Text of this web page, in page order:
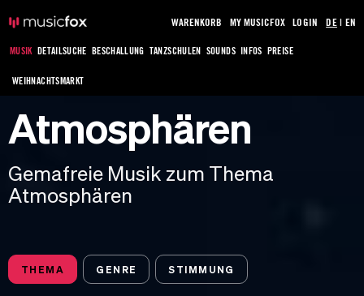
MUSIK DETAILSUCHE BESCHALLUNG TANZSCHULEN SOUNDS INFOS PREISE
WEIHNACHTSMARKT
WARENKORB MY MUSICFOX LOGIN DE| EN
Atmosphären
Gemafreie Musik zum Thema
Atmosphären
THEMA GENRE STIMMUNG